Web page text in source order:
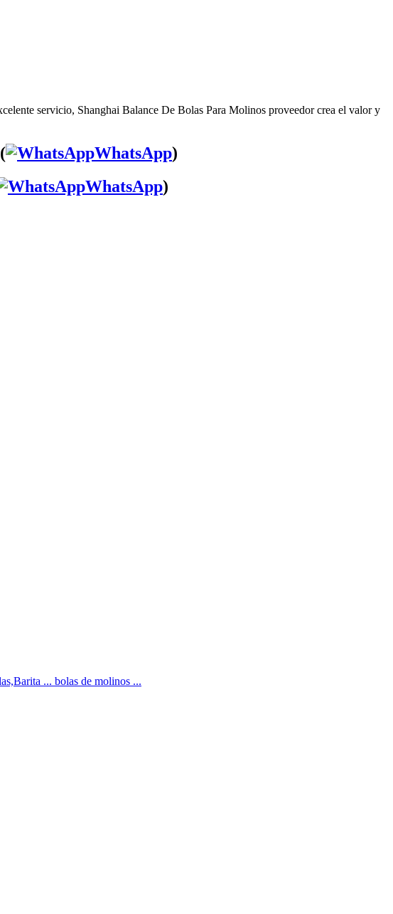
servicio, Shanghai Balance De Bolas Para Molinos proveedor crea el valor y
WhatsApp)
WhatsApp)
... bolas de molinos ...